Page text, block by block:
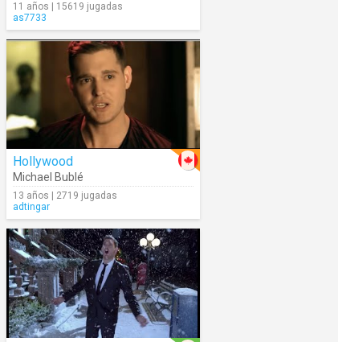
11 años | 15619 jugadas
as7733
Hollywood
Michael Bublé
13 años | 2719 jugadas
adtingar